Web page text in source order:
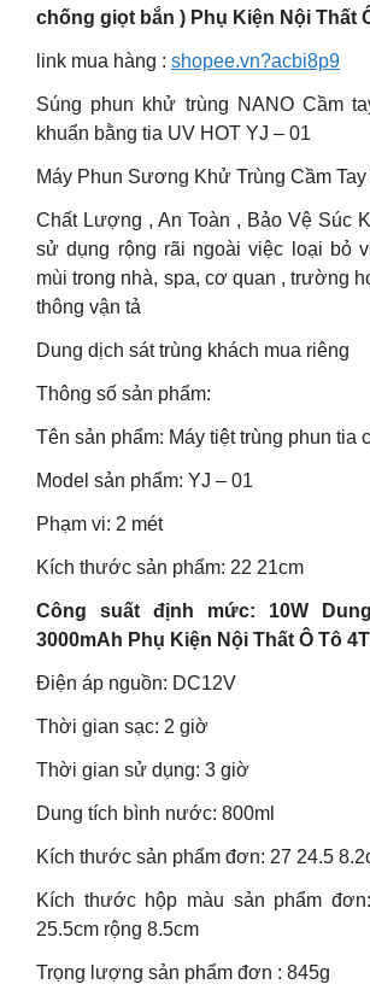
chống giọt bắn ) Phụ Kiện Nội Thất
link mua hàng : shopee.vn?acbi8p9
Súng phun khử trùng NANO Cầm
khuẩn bằng tia UV HOT YJ – 01
Máy Phun Sương Khử Trùng Cầm Tay
Chất Lượng , An Toàn , Bảo Vệ Súc
sử dụng rộng rãi ngoài việc loại bỏ
mùi trong nhà, spa, cơ quan , trường
thông vận tả
Dung dịch sát trùng khách mua riêng
Thông số sản phẩm:
Tên sản phẩm: Máy tiệt trùng phun tia
Model sản phẩm: YJ – 01
Phạm vi: 2 mét
Kích thước sản phẩm: 22 ​​21cm
Công suất định mức: 10W
3000mAh Phụ Kiện Nội Thất Ô Tô
Điện áp nguồn: DC12V
Thời gian sạc: 2 giờ
Thời gian sử dụng: 3 giờ
Dung tích bình nước: 800ml
Kích thước sản phẩm đơn: 27 24.5
Kích thước hộp màu sản phẩm
25.5cm rộng 8.5cm
Trọng lượng sản phẩm đơn : 845g